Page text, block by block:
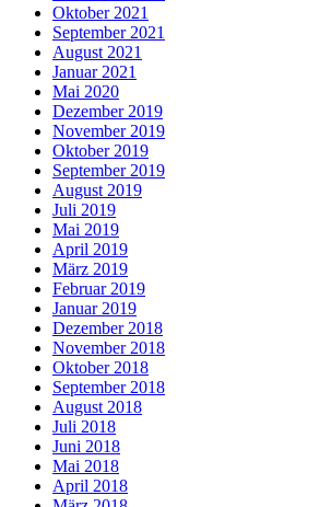
Oktober 2021
September 2021
August 2021
Januar 2021
Mai 2020
Dezember 2019
November 2019
Oktober 2019
September 2019
August 2019
Juli 2019
Mai 2019
April 2019
März 2019
Februar 2019
Januar 2019
Dezember 2018
November 2018
Oktober 2018
September 2018
August 2018
Juli 2018
Juni 2018
Mai 2018
April 2018